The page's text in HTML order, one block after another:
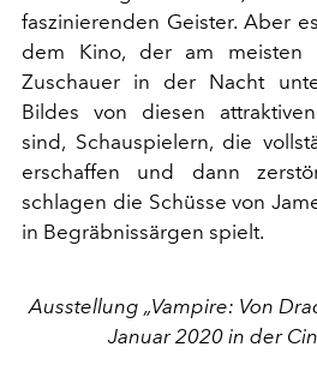
faszinierenden Geister. Aber
dem Kino, der am meisten
Zuschauer in der Nacht
Bildes von diesen
sind, Schauspielern, die
erschaffen und dann
schlagen die Schüsse von
in Begräbnissärgen spielt.
Ausstellung „Vampire: Von
Januar 2020 in der